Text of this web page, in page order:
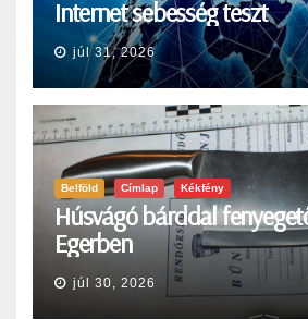
Internet sebesség teszt
júl 31, 2026
Belföld Címlap Kékfény
Húsvágó bárddal
Egerben
júl 30, 2026